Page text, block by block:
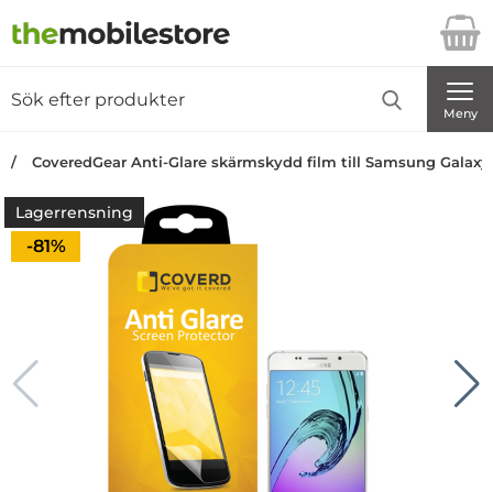
Startsidan för Danira Telecom AB
Meny
CoveredGear Anti-Glare skärmskydd film till Samsung Galaxy
Lagerrensning
Priset är nedsatt med
-81%